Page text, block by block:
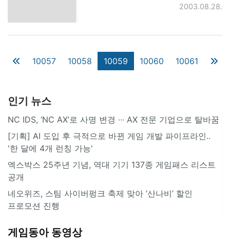
2003.08.28.
10057 10058 10059 10060 10061
인기 뉴스
NC IDS, ‘NC AX’로 사명 변경 ∙∙∙ AX 전문 기업으로 탈바꿈
[기획] AI 도입 후 극적으로 바뀐 게임 개발 파이프라인..
'한 달에 4개 런칭 가능'
엑스박스 25주년 기념, 역대 기기 137종 게임패스 리스트
공개
네오위즈, 스팀 사이버펑크 축제 맞아 ‘산나비’ 할인
프로모션 진행
게임동아 동영상